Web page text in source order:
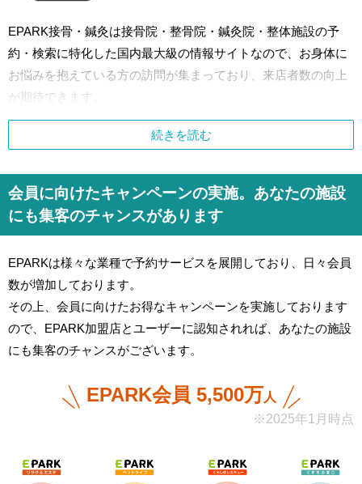
EPARK接骨・鍼灸は接骨院・整骨院・鍼灸院・整体施設の予
約・検索に特化した国内最大級の情報サイトなので、お身体に
お悩みを抱えている方の訪問が集まっており、来店者数の向上
が期待できます。
続きを読む
会員に向けたキャンペーンの実施。あなたの施設
にも集客のチャンスがあります
EPARKは様々な業種で予約サービスを展開しており、日々会員
数が増加しております。
その上、会員に向けたお得なキャンペーンを実施しております
ので、EPARK加盟店とユーザーに認知されれば、あなたの施設
にも集客のチャンスがございます。
EPARK会員 5,500万 人
※2025年1月時点